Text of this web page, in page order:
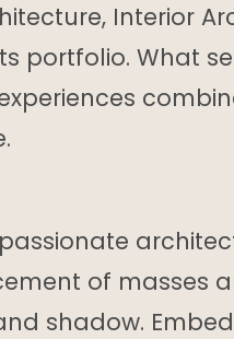
Interior
portfolio. What
of masses
shadow.